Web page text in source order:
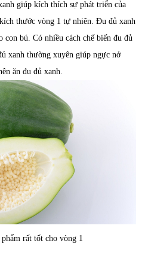
giúp kích thích sự phát triển của
thước vòng 1 tự nhiên. Đu đủ xanh
bú. Có nhiều cách chế biến đu đủ
xanh thường xuyên giúp ngực nở
ăn đu đủ xanh.
rất tốt cho vòng 1